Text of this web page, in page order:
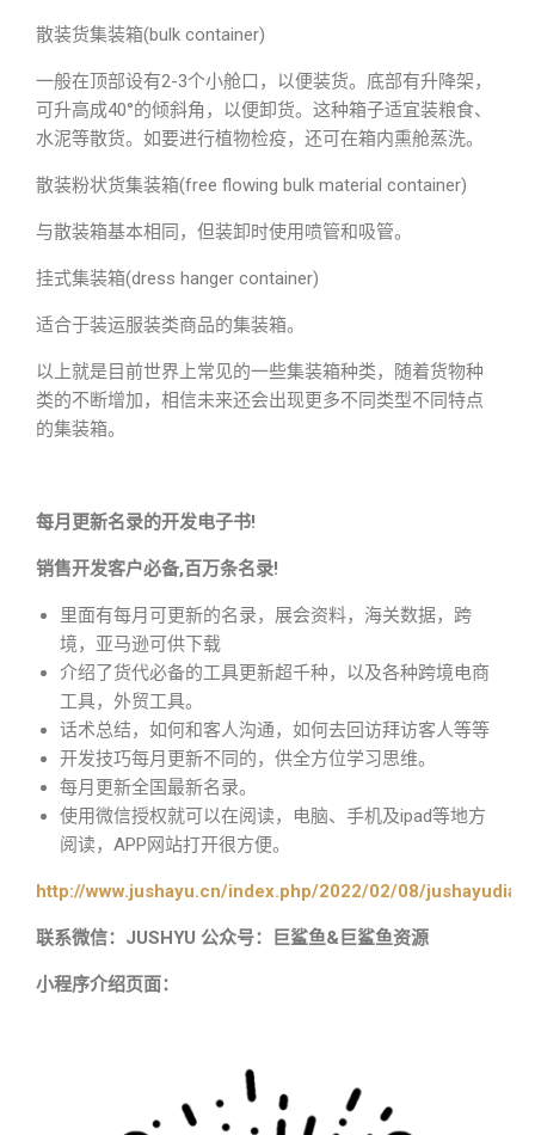
散装货集装箱(bulk container)
一般在顶部设有2-3个小舱口，以便装货。底部有升降架，
可升高成40°的倾斜角，以便卸货。这种箱子适宜装粮食、
水泥等散货。如要进行植物检疫，还可在箱内熏舱蒸洗。
散装粉状货集装箱(free flowing bulk material container)
与散装箱基本相同，但装卸时使用喷管和吸管。
挂式集装箱(dress hanger container)
适合于装运服装类商品的集装箱。
以上就是目前世界上常见的一些集装箱种类，随着货物种
类的不断增加，相信未来还会出现更多不同类型不同特点
的集装箱。
每月更新名录的开发电子书!
销售开发客户必备,百万条名录!
里面有每月可更新的名录，展会资料，海关数据，跨
境，亚马逊可供下载
介绍了货代必备的工具更新超千种，以及各种跨境电商
工具，外贸工具。
话术总结，如何和客人沟通，如何去回访拜访客人等等
开发技巧每月更新不同的，供全方位学习思维。
每月更新全国最新名录。
使用微信授权就可以在阅读，电脑、手机及ipad等地方
阅读，APP网站打开很方便。
http://www.jushayu.cn/index.php/2022/02/08/
联系微信：JUSHYU 公众号：巨鲨鱼&巨鲨鱼资源
小程序介绍页面：